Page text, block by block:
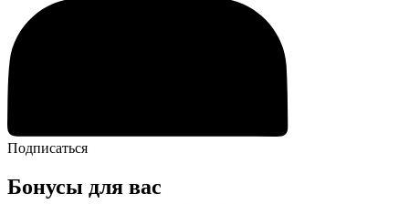
Подписаться
Бонусы для вас